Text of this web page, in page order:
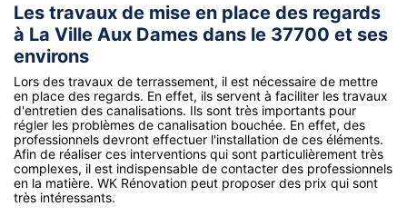
Les travaux de mise en place des regards
à La Ville Aux Dames dans le 37700 et ses
environs
Lors des travaux de terrassement, il est nécessaire de mettre
en place des regards. En effet, ils servent à faciliter les travaux
d'entretien des canalisations. Ils sont très importants pour
régler les problèmes de canalisation bouchée. En effet, des
professionnels devront effectuer l'installation de ces éléments.
Afin de réaliser ces interventions qui sont particulièrement très
complexes, il est indispensable de contacter des professionnels
en la matière. WK Rénovation peut proposer des prix qui sont
très intéressants.